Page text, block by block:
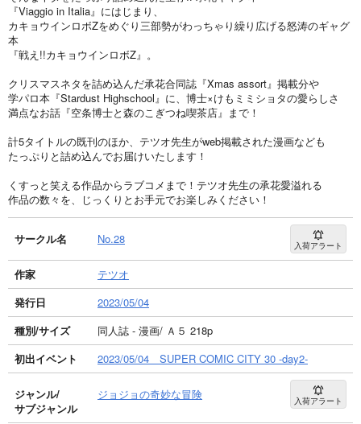
『Viaggio in Italia』にはじまり、
カキョウインロボZをめぐり三部勢がわっちゃり繰り広げる怒涛のギャグ
本
『戦え!!カキョウインロボZ』。
クリスマスネタを詰め込んだ承花合同誌『Xmas assort』掲載分や
学パロ本『Stardust Highschool』に、博士×けもミミショタの愛らしさ
満点なお話『空条博士と森のこぎつね喫茶店』まで！
計5タイトルの既刊のほか、テツオ先生がweb掲載された漫画なども
たっぷりと詰め込んでお届けいたします！
くすっと笑える作品からラブコメまで！テツオ先生の承花愛溢れる
作品の数々を、じっくりとお手元でお楽しみください！
サークル名 No.28 入荷アラート
作家
テツオ
発行日
2023/05/04
種別/サイズ
同人誌 - 漫画/ Ａ５ 218p
初出イベント
2023/05/04 SUPER COMIC CITY 30 -day2-
ジャンル/
サブジャンル
ジョジョの奇妙な冒険 入荷アラート